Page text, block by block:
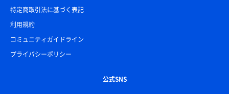
特定商取引法に基づく表記
利用規約
コミュニティガイドライン
プライバシーポリシー
公式SNS